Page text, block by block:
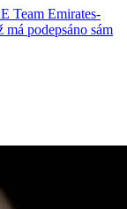
Team Emirates-
podepsáno sám